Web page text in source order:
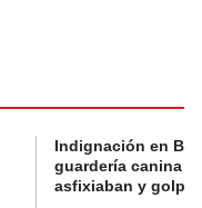
Indignación en
guardería canina
asfixiaban y